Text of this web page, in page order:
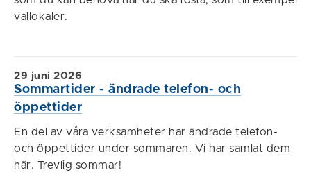
vallokaler.
Sommartider - ändrade telefon- och
öppettider
29 juni 2026
En del av våra verksamheter har ändrade telefon-
och öppettider under sommaren. Vi har samlat dem
här. Trevlig sommar!